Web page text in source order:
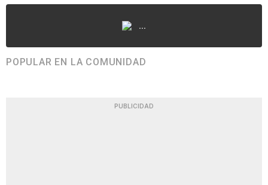
...
POPULAR EN LA COMUNIDAD
PUBLICIDAD